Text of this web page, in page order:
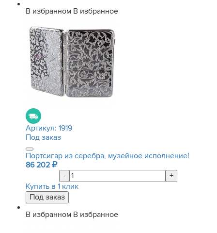
В избранном В избранное
Артикул: 1919
Под заказ
Портсигар из серебра, музейное исполнение!
86 202
-
+
Купить в 1 клик
В избранном В избранное